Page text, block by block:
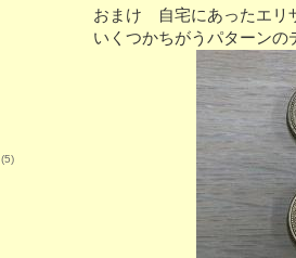
(5)
おまけ 自宅にあったエリ
いくつかちがうパターン